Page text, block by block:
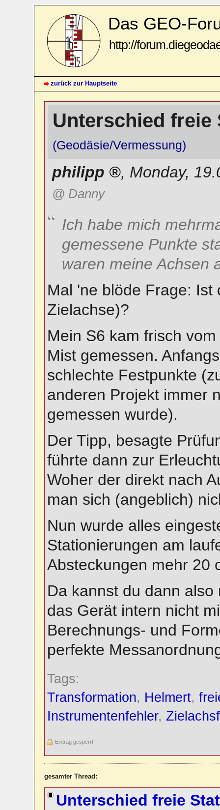
Das GEO-
http://
zurück zur Hauptseite
Unterschied freie
(Geodäsie/Vermessung)
philipp , Monday,
@ Danny
Ich habe mich
gemessene Punkte
waren meine Achsen
Mal 'ne blöde Frage:
Zielachse)?
Mein S6 kam frisch
Mist gemessen.
schlechte Festpunkte
anderen Projekt immer
gemessen wurde).
Der Tipp, besagte
führte dann zur
Woher der direkt nach
man sich (angeblich)
Nun wurde alles
Stationierungen am
Absteckungen mehr 20
Da kannst du dann
das Gerät intern nicht
Berechnungs- und
perfekte
Tags:
Transformation, Helmert,
Instrumentenfehler,
Eintrag gesperrt
gesamter Thread:
Unterschied freie